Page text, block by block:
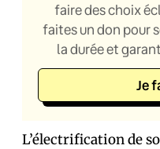
faire des choix
faites un don pour
la durée et
Je
L’électrification de